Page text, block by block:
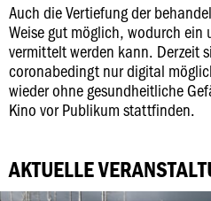
Auch die Vertiefung der
Weise gut möglich, wodurch ein
vermittelt werden kann. Derzeit
coronabedingt nur digital
wieder ohne gesundheitliche
Kino vor Publikum stattfinden.
AKTUELLE